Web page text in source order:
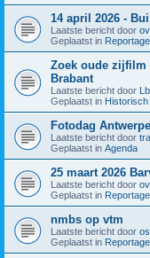
14 april 2026 -
Laatste bericht door
Geplaatst in
Zoek oude zijfilm
Brabant
Laatste bericht door
Geplaatst in
Fotodag
Laatste bericht door
Geplaatst in Agenda
25 maart 2026
Laatste bericht door
Geplaatst in
nmbs op vtm
Laatste bericht door
Geplaatst in